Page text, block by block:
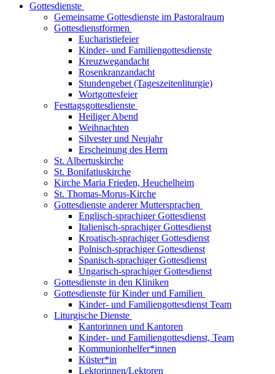
Gottesdienste
Gemeinsame Gottesdienste im Pastoralraum
Gottesdienstformen
Eucharistiefeier
Kinder- und Familiengottesdienste
Kreuzwegandacht
Rosenkranzandacht
Stundengebet (Tageszeitenliturgie)
Wortgottesfeier
Festtagsgottesdienste
Heiliger Abend
Weihnachten
Silvester und Neujahr
Erscheinung des Herrn
St. Albertuskirche
St. Bonifatiuskirche
Kirche Maria Frieden, Heuchelheim
St. Thomas-Morus-Kirche
Gottesdienste anderer Muttersprachen
Englisch-sprachiger Gottesdienst
Italienisch-sprachiger Gottesdienst
Kroatisch-sprachiger Gottesdienst
Polnisch-sprachiger Gottesdienst
Spanisch-sprachiger Gottesdienst
Ungarisch-sprachiger Gottesdienst
Gottesdienste in den Kliniken
Gottesdienste für Kinder und Familien
Kinder- und Familiengottesdienst Team
Liturgische Dienste
Kantorinnen und Kantoren
Kinder- und Familiengottesdienst, Team
Kommunionhelfer*innen
Küster*in
Lektorinnen/Lektoren